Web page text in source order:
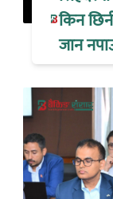
किन
जान